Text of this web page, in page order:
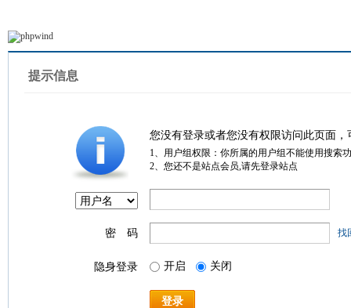
提示信息
您没有登录或者您没有权限访问此页面
1、用户组权限：你所属的用户组不能使用搜索
2、您还不是站点会员,请先登录站点
密 码 找
隐身登录 开启 关闭
登录